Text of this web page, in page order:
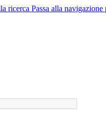
ricerca Passa alla